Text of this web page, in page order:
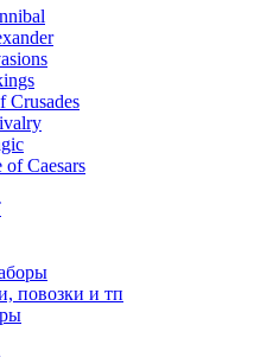
Crusades
Caesars
повозки и тп